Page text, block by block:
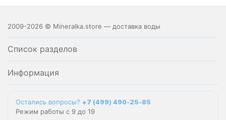
2009-2026 © Mineralka.store — доставка воды
Список разделов
Информация
Остались вопросы? +7 (499) 490-25-85
Режим работы с 9 до 19